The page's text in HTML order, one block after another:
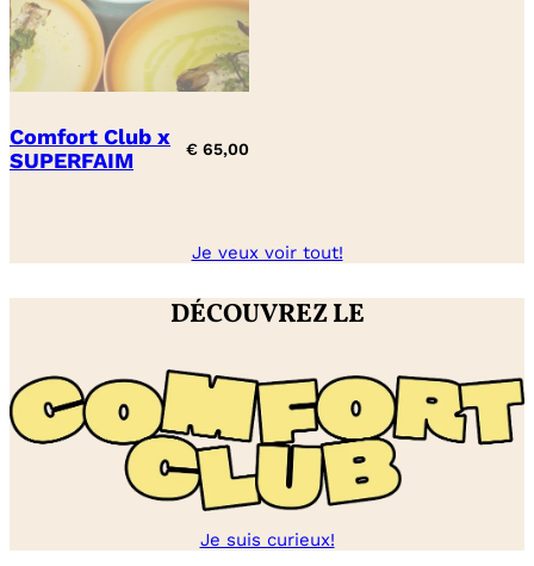
Comfort Club x
SUPERFAIM
€ 65,00
Je veux voir tout!
DÉCOUVREZ LE
Je suis curieux!